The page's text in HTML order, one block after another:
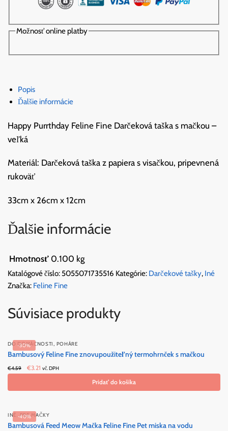
Možnosť online platby
Popis
Ďalšie informácie
Happy Purrthday Feline Fine Darčeková taška s mačkou –
veľká
Materiál: Darčeková taška z papiera s visačkou, pripevnená
rukoväť
33cm x 26cm x 12cm
Ďalšie informácie
Hmotnosť 0.100 kg
Katalógové číslo: 5055071735516 Kategórie: Darčekové tašky, Iné
Značka: Feline Fine
Súvisiace produkty
-30%
DO DOMÁCNOSTI, POHÁRE
Bambusový Feline Fine znovupoužiteľný termohrnček s mačkou
€4.59
Original
price
€3.21 Current
price
vč. DPH
Pridať do košíka
-40%
INÉ ,PRE MAČKY
Bambusová Feed Meow Mačka Feline Fine Pet miska na vodu